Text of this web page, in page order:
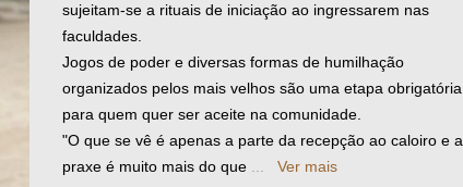
sujeitam-se a rituais de iniciação ao ingressarem nas
faculdades.
Jogos de poder e diversas formas de humilhação
organizados pelos mais velhos são uma etapa obrigatória
para quem quer ser aceite na comunidade.
"O que se vê é apenas a parte da recepção ao caloiro e a
praxe é muito mais do que
Ver mais